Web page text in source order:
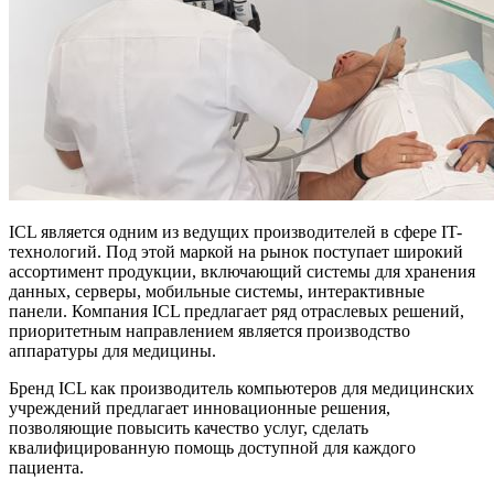
ICL является одним из ведущих производителей в сфере IT-
технологий. Под этой маркой на рынок поступает широкий
ассортимент продукции, включающий системы для хранения
данных, серверы, мобильные системы, интерактивные
панели. Компания ICL предлагает ряд отраслевых решений,
приоритетным направлением является производство
аппаратуры для медицины.
Бренд ICL как производитель компьютеров для медицинских
учреждений предлагает инновационные решения,
позволяющие повысить качество услуг, сделать
квалифицированную помощь доступной для каждого
пациента.